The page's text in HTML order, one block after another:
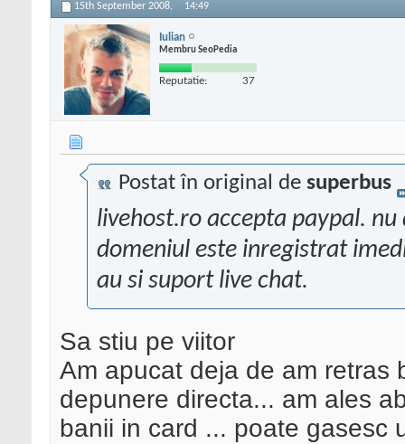
15th September 2008, 14:49
Iulian
Membru SeoPedia
Reputatie: 37
Postat în original de superbus
livehost.ro accepta paypal.
domeniul este inregistrat
au si suport live chat.
Sa stiu pe viitor
Am apucat deja de am retras
depunere directa... am ales
banii in card ... poate gasesc